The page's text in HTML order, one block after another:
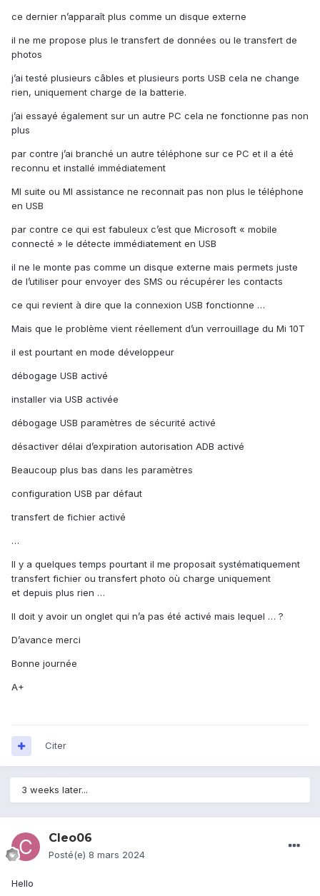
ce dernier n’apparaît plus comme un disque externe
il ne me propose plus le transfert de données ou le transfert de
photos
j’ai testé plusieurs câbles et plusieurs ports USB cela ne change
rien, uniquement charge de la batterie.
j’ai essayé également sur un autre PC cela ne fonctionne pas non
plus
par contre j’ai branché un autre téléphone sur ce PC et il a été
reconnu et installé immédiatement
MI suite ou MI assistance ne reconnait pas non plus le téléphone
en USB
par contre ce qui est fabuleux c’est que Microsoft « mobile
connecté » le détecte immédiatement en USB
il ne le monte pas comme un disque externe mais permets juste
de l’utiliser pour envoyer des SMS ou récupérer les contacts
ce qui revient à dire que la connexion USB fonctionne …
Mais que le problème vient réellement d’un verrouillage du Mi 10T
il est pourtant en mode développeur
débogage USB activé
installer via USB activée
débogage USB paramètres de sécurité activé
désactiver délai d’expiration autorisation ADB activé
Beaucoup plus bas dans les paramètres
configuration USB par défaut
transfert de fichier activé
…
Il y a quelques temps pourtant il me proposait systématiquement
transfert fichier ou transfert photo où charge uniquement
et depuis plus rien …
Il doit y avoir un onglet qui n’a pas été activé mais lequel … ?
D’avance merci
Bonne journée
A+
Citer
3 weeks later...
Cleo06
Posté(e) 8 mars 2024
Hello